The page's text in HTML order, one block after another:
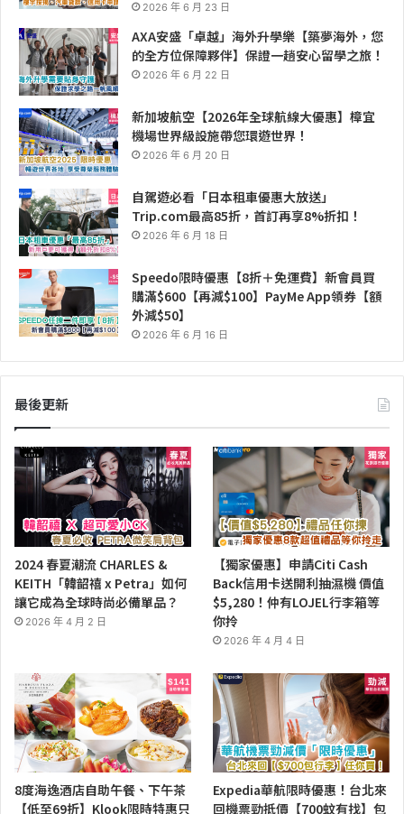
2026 年 6 月 23 日
AXA安盛「卓越」海外升學樂【築夢海外，您
的全方位保障夥伴】保證一趟安心留學之旅！
2026 年 6 月 22 日
新加坡航空【2026年全球航線大優惠】樟宜
機場世界級設施帶您環遊世界！
2026 年 6 月 20 日
自駕遊必看「日本租車優惠大放送」
Trip.com最高85折，首訂再享8%折扣！
2026 年 6 月 18 日
Speedo限時優惠【8折＋免運費】新會員買
購滿$600【再減$100】PayMe App領券【額
外減$50】
2026 年 6 月 16 日
最後更新
2024 春夏潮流 CHARLES &
KEITH「韓韶禧 x Petra」如何
讓它成為全球時尚必備單品？
2026 年 4 月 2 日
【獨家優惠】申請Citi Cash
Back信用卡送開利抽濕機 價值
$5,280！仲有LOJEL行李箱等
你拎
2026 年 4 月 4 日
8度海逸酒店自助午餐、下午茶
【低至69折】Klook限時特惠只
Expedia華航限時優惠！台北來
回機票勁抵價【700蚊有找】包